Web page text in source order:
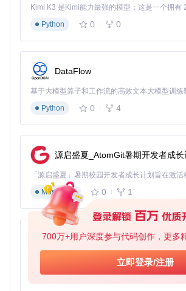
700万+用户深度参与代码创作，更多
立即登录/注册
对手行为分析：记录并分析其他玩家的出
Akagi牌局分析流程
t文本：智能辅助牌局分析流程图）
常见问题速查
Q: 分析结果出现延迟怎么办？ A: 尝试在
的程序
基于强化学习训练的决策系统，提供动态调
基础模式：适合新手的标准化建议，强调
激进模式：针对进阶玩家的高风险高回报
自定义模式：允许通过 mhm/config.py
💡 提示：决策建议会根据游戏进程动态调整
数据转换与分析工具
实现雀魂数据与标
Python
0 0
DataFlow
基于大模型算子和工作流的高效文本大模型训练
Python
0 4
源启盛夏_AtomGit暑期开发者成长
Markdown
0 1
py-xiaozhi
Python
0 1